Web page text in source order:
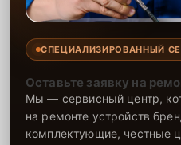
СПЕЦИАЛИЗИРОВАННЫЙ
Оставьте заявку на
Мы — сервисный центр,
на ремонте устройств
комплектующие, честные